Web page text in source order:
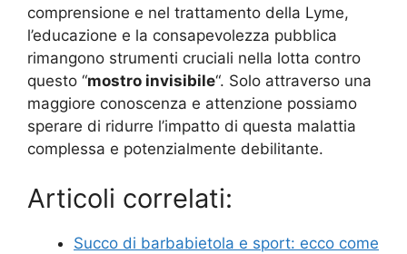
comprensione e nel trattamento della Lyme,
l’educazione e la consapevolezza pubblica
rimangono strumenti cruciali nella lotta contro
questo “mostro invisibile“. Solo attraverso una
maggiore conoscenza e attenzione possiamo
sperare di ridurre l’impatto di questa malattia
complessa e potenzialmente debilitante.
Articoli correlati:
Succo di barbabietola e sport: ecco come